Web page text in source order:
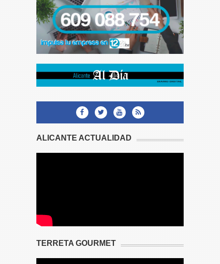
ALICANTE ACTUALIDAD
TERRETA GOURMET